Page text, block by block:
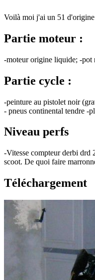
Voilà moi j'ai un 51 d'origine
Partie moteur :
-moteur origine liquide; -
Partie cycle :
-peinture au pistolet noir
- pneus continental tendre -
Niveau perfs
-Vitesse compteur derbi drd
scoot. De quoi faire
Téléchargement